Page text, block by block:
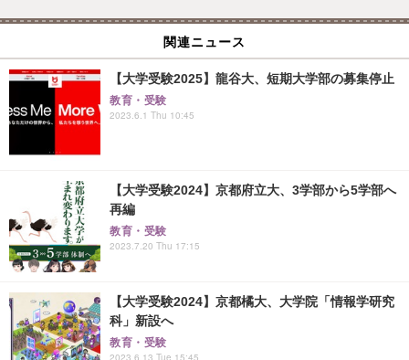
関連ニュース
【大学受験2025】龍谷大、短期大学部の募集停止
教育・受験
2023.6.1 Thu 10:45
【大学受験2024】京都府立大、3学部から5学部へ
再編
教育・受験
2023.7.20 Thu 17:15
【大学受験2024】京都橘大、大学院「情報学研究
科」新設へ
教育・受験
2023.6.13 Tue 15:45